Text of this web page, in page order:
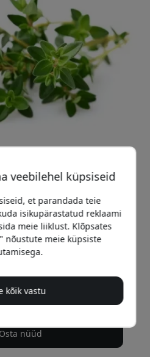
hind
EUR
Osta nüüd
veebilehel küpsiseid
et parandada teie
isikupärastatud reklaami
meie liiklust. Klõpsates
nõustute meie küpsiste
kõik vastu